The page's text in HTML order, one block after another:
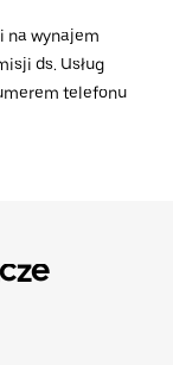
na wynajem
ds. Usług
telefonu